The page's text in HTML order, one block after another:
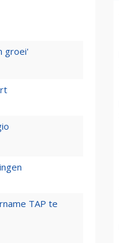
groei'
TAP te